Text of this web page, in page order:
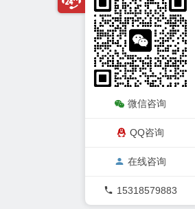
微信咨询
QQ咨询
在线咨询
15318579883